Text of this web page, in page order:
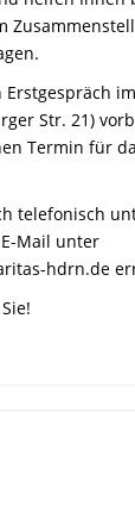
Erstgespräch
Str. 21)
Termin für
telefonisch
Mail unter
hdrn.de